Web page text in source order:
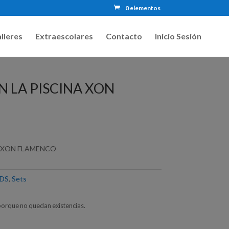
0 elementos
Extraescolares Contacto Inicio Sesión
LA PISCINA XON
FLAMENCO
, Sets
no quedan existencias.